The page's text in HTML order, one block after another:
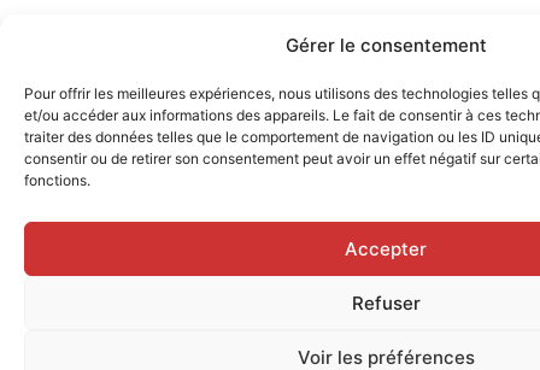
Gérer le consentement
Pour offrir les meilleures expériences, nous utilisons des technologies telles
et/ou accéder aux informations des appareils. Le fait de consentir à ces
traiter des données telles que le comportement de navigation ou les ID
consentir ou de retirer son consentement peut avoir un effet négatif sur
fonctions.
Accepter
Refuser
Voir les préférences